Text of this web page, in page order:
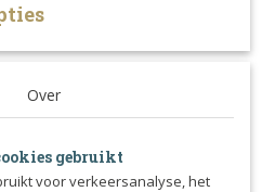
Over
gebruikt
voor verkeersanalyse, het